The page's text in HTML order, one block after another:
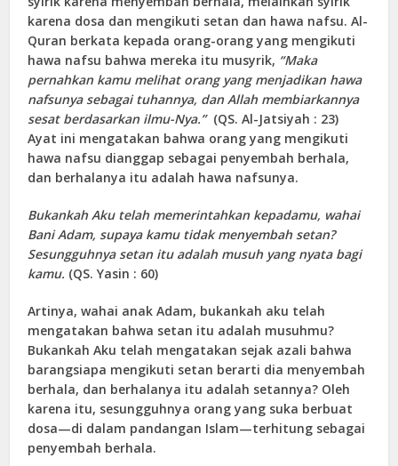
karena dosa dan mengikuti setan dan hawa nafsu. Al-
Quran berkata kepada orang-orang yang mengikuti
hawa nafsu bahwa mereka itu musyrik, “Maka
pernahkan kamu melihat orang yang menjadikan hawa
nafsunya sebagai tuhannya, dan Allah membiarkannya
sesat berdasarkan ilmu-Nya.” (QS. Al-Jatsiyah : 23)
Ayat ini mengatakan bahwa orang yang mengikuti
hawa nafsu dianggap sebagai penyembah berhala,
dan berhalanya itu adalah hawa nafsunya.
Bukankah Aku telah memerintahkan kepadamu, wahai
Bani Adam, supaya kamu tidak menyembah setan?
Sesungguhnya setan itu adalah musuh yang nyata bagi
kamu. (QS. Yasin : 60)
Artinya, wahai anak Adam, bukankah aku telah
mengatakan bahwa setan itu adalah musuhmu?
Bukankah Aku telah mengatakan sejak azali bahwa
barangsiapa mengikuti setan berarti dia menyembah
berhala, dan berhalanya itu adalah setannya? Oleh
karena itu, sesungguhnya orang yang suka berbuat
dosa—di dalam pandangan Islam—terhitung sebagai
penyembah berhala.